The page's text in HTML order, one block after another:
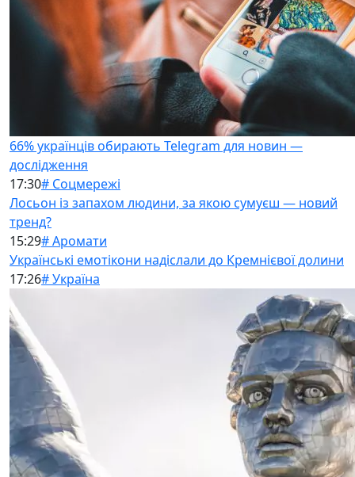
66% українців обирають Telegram для новин —
дослідження
17:30# Соцмережі
Лосьон із запахом людини, за якою сумуєш — новий
тренд?
15:29# Аромати
Українські емотікони надіслали до Кремнієвої долини
17:26# Україна